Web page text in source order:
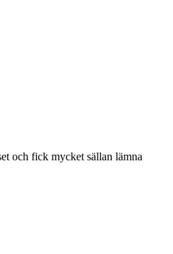
och fick mycket sällan lämna